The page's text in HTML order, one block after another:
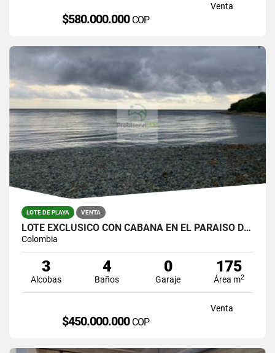
Venta
$580.000.000 COP
LOTE DE PLAYA VENTA
LOTE EXCLUSICO CON CABAÑA EN EL PARAISO DE CAPURGANÁ
Colombia
3
Alcobas
4
Baños
0
Garaje
175
Área m2
Venta
$450.000.000 COP